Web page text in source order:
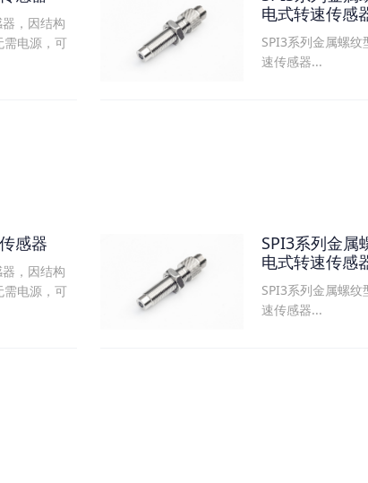
，因结构
需电源，可
电式转速传感
SPI3系列金属螺纹
速传感器...
感器
，因结构
需电源，可
SPI3系列金属
电式转速传感
SPI3系列金属螺纹
速传感器...